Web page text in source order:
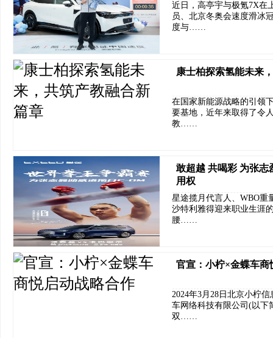
近日，高亭宇与极氪7X在
员、北京冬奥会速度滑冰
度与……
康士柏探索氢能未来
在国家新能源战略的引领
要基地，近年来取得了令
教……
敢超越 共喝彩 为张
用权
星途揽月代言人、WBO重
沙特利雅得迎来职业生涯
腰……
官宣：小柠×金蝶车商
2024年3月28日北京小柠
车网络科技有限公司(以下
双……